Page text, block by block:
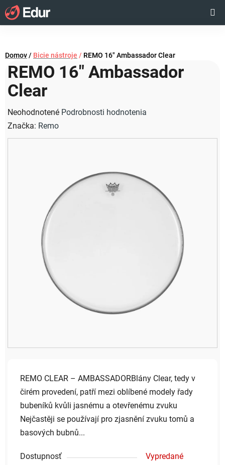
Prejsť
na
obsah
KOŠÍK
Domov/ Bicie nástroje / REMO 16" Ambassador Clear
REMO CLEAR – AMBASSADORBlány Clear, tedy v
čirém provedení, patří mezi oblíbené modely řady
bubeníků kvůli jasnému a otevřenému zvuku
Nejčastěji se používají pro zjasnění zvuku tomů a
basových bubnů...
Dostupnosť
Vypredané
REMO 16" Ambassador
Clear
Priemerné
hodnotenie
produktu
Neohodnotené Podrobnosti hodnotenia
Značka: Remo